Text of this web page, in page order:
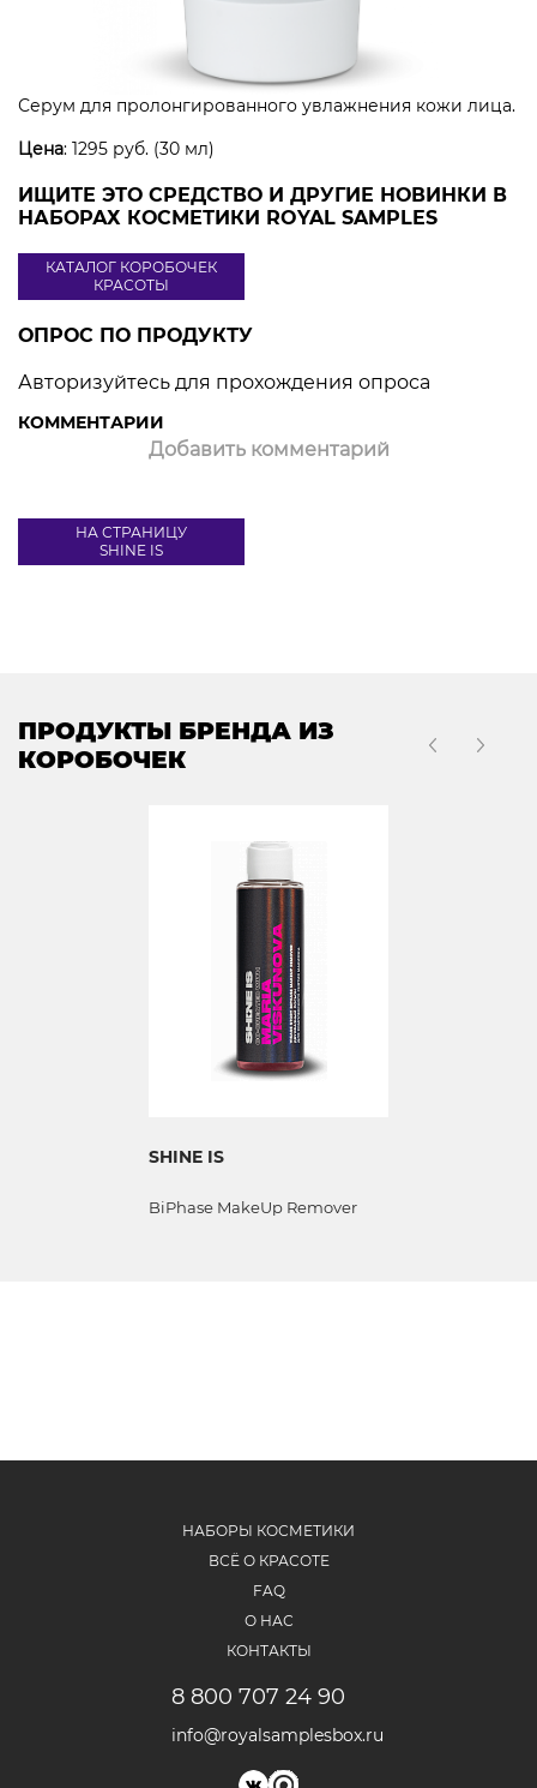
Серум для пролонгированного увлажнения кожи лица.
Цена: 1295 руб. (30 мл)
ИЩИТЕ ЭТО СРЕДСТВО И ДРУГИЕ НОВИНКИ В
НАБОРАХ КОСМЕТИКИ ROYAL SAMPLES
КАТАЛОГ КОРОБОЧЕК
КРАСОТЫ
ОПРОС ПО ПРОДУКТУ
Авторизуйтесь для прохождения опроса
КОММЕНТАРИИ
Добавить комментарий
НА СТРАНИЦУ
SHINE IS
ПРОДУКТЫ БРЕНДА ИЗ
КОРОБОЧЕК
SHINE IS
BiPhase MakeUp Remover
НАБОРЫ КОСМЕТИКИ
ВСЁ О КРАСОТЕ
FAQ
О НАС
КОНТАКТЫ
8 800 707 24 90
info@royalsamplesbox.ru